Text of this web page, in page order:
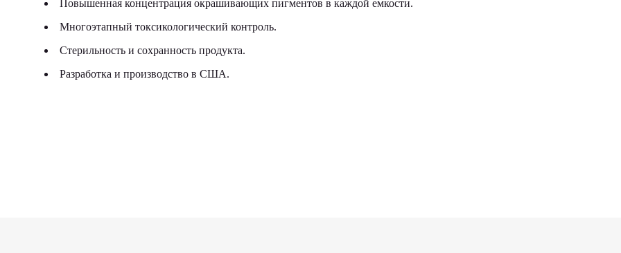
Повышенная концентрация окрашивающих пигментов в каждой емкости.
Многоэтапный токсикологический контроль.
Стерильность и сохранность продукта.
Разработка и производство в США.